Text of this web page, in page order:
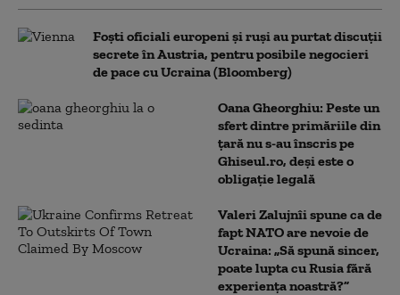
Foști oficiali europeni și ruși au purtat discuții
secrete în Austria, pentru posibile negocieri
de pace cu Ucraina (Bloomberg)
Oana Gheorghiu: Peste un
sfert dintre primăriile din
țară nu s-au înscris pe
Ghiseul.ro, deși este o
obligație legală
Valeri Zalujnîi spune ca de
fapt NATO are nevoie de
Ucraina: „Să spună sincer,
poate lupta cu Rusia fără
experiența noastră?”